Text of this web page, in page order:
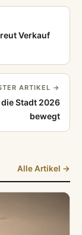
Verkauf
ARTIKEL →
die Stadt 2026
bewegt
Alle Artikel →